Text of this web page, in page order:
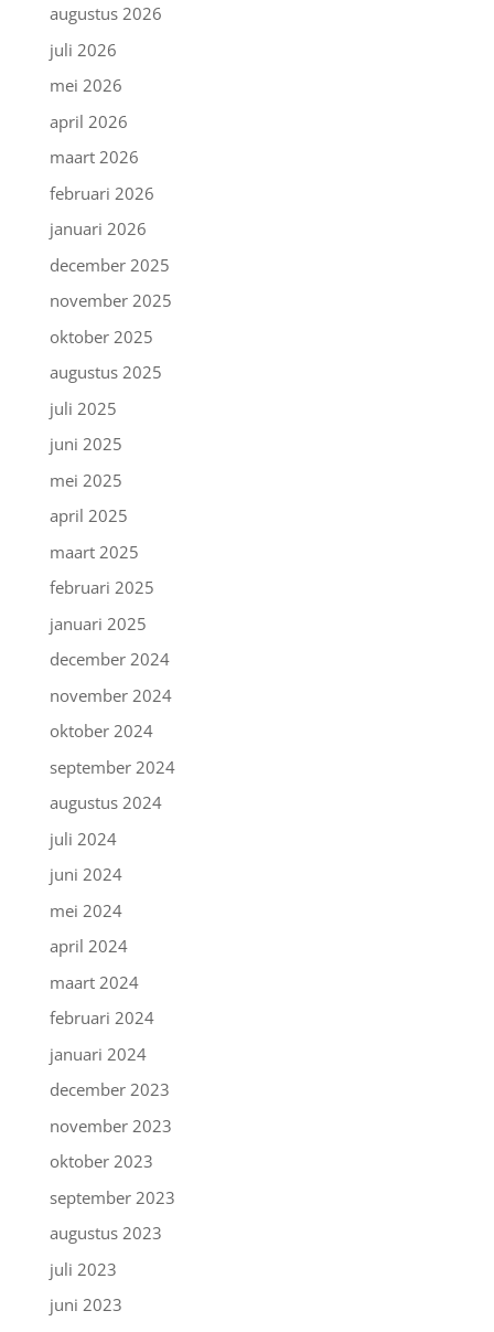
augustus 2026
juli 2026
mei 2026
april 2026
maart 2026
februari 2026
januari 2026
december 2025
november 2025
oktober 2025
augustus 2025
juli 2025
juni 2025
mei 2025
april 2025
maart 2025
februari 2025
januari 2025
december 2024
november 2024
oktober 2024
september 2024
augustus 2024
juli 2024
juni 2024
mei 2024
april 2024
maart 2024
februari 2024
januari 2024
december 2023
november 2023
oktober 2023
september 2023
augustus 2023
juli 2023
juni 2023